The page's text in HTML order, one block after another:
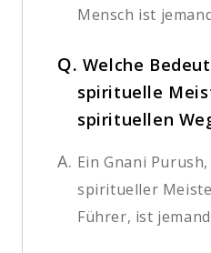
Mensch ist
Q. Welche
spirituelle
spirituellen
A. Ein Gnani
spiritueller
Führer, ist